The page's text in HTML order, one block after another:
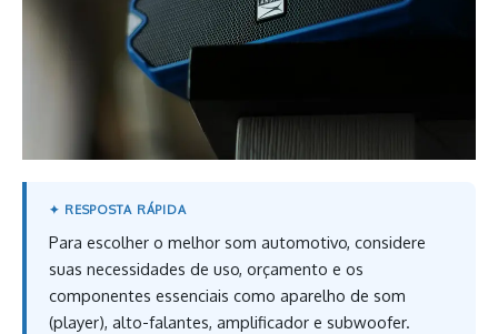
Para escolher o melhor som automotivo, considere
suas necessidades de uso, orçamento e os
componentes essenciais como aparelho de som
(player), alto-falantes, amplificador e subwoofer.